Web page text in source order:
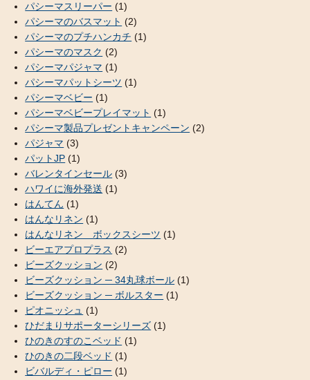
パシーマスリーパー (1)
パシーマのバスマット (2)
パシーマのプチハンカチ (1)
パシーマのマスク (2)
パシーマパジャマ (1)
パシーマパットシーツ (1)
パシーマベビー (1)
パシーマベビープレイマット (1)
パシーマ製品プレゼントキャンペーン (2)
パジャマ (3)
パットJP (1)
バレンタインセール (3)
ハワイに海外発送 (1)
はんてん (1)
はんなリネン (1)
はんなリネン ボックスシーツ (1)
ビーエアプロプラス (2)
ビーズクッション (2)
ビーズクッション ─ 34丸球ボール (1)
ビーズクッション ─ ボルスター (1)
ピオニッシュ (1)
ひだまりサポーターシリーズ (1)
ひのきのすのこベッド (1)
ひのきの二段ベッド (1)
ビバルディ・ピロー (1)